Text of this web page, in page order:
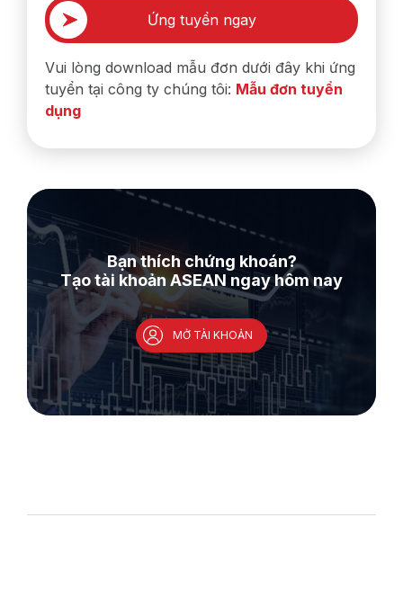
Vui lòng download mẫu đơn dưới đây khi ứng
tuyển tại công ty chúng tôi: Mẫu đơn tuyển
dụng
Bạn thích chứng khoán?
Tạo tài khoản ASEAN ngay hôm nay
MỞ TÀI KHOẢN